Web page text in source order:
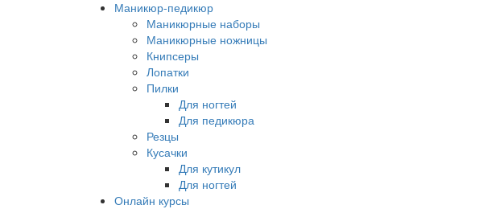
Маникюр-педикюр
Маникюрные наборы
Маникюрные ножницы
Книпсеры
Лопатки
Пилки
Для ногтей
Для педикюра
Резцы
Кусачки
Для кутикул
Для ногтей
Онлайн курсы